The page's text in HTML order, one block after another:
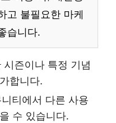
고 불필요한 마케
습니다.
시즌이나 특정 기념
합니다.
티에서 다른 사용
수 있습니다.